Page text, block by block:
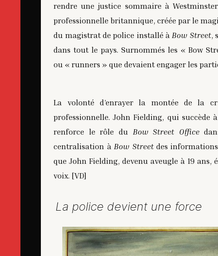
rendre une justice sommaire à
professionnelle britannique, créée par le
du magistrat de police installé à Bow Street,
dans tout le pays. Surnommés les « Bow
ou « runners » que devaient engager les
La volonté d’enrayer la montée de la
professionnelle. John Fielding, qui
renforce le rôle du Bow Street Office
centralisation à Bow Streetdes informations
que John Fielding, devenu aveugle à 19
voix. [VD]
La police devient une force